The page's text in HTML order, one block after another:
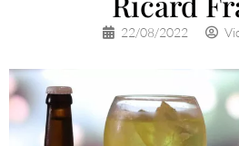
22/08/2022